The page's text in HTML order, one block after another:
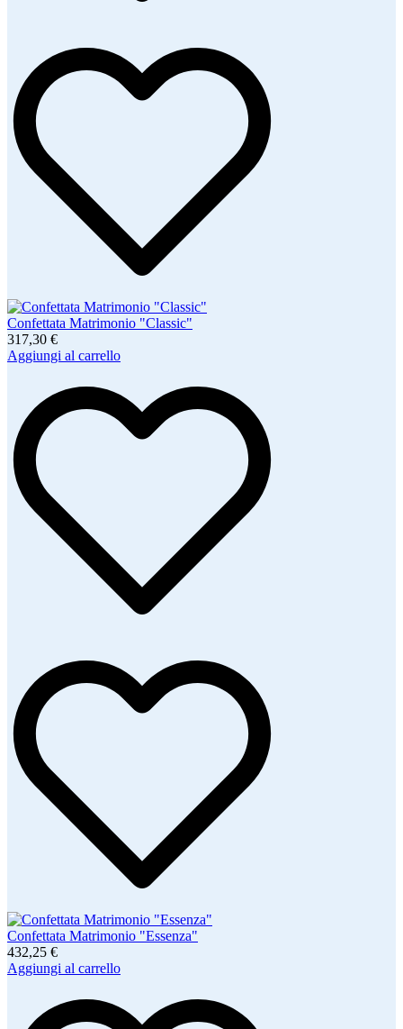
Confettata Matrimonio "Classic"
317,30 €
Aggiungi al carrello
Confettata Matrimonio "Essenza"
432,25 €
Aggiungi al carrello